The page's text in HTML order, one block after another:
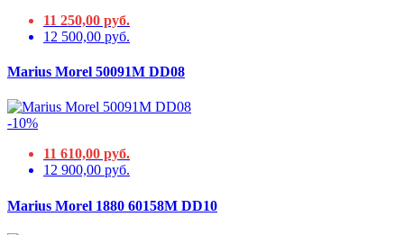
11 250,00 руб.
12 500,00 руб.
Marius Morel 50091M DD08
-10%
11 610,00 руб.
12 900,00 руб.
Marius Morel 1880 60158M DD10